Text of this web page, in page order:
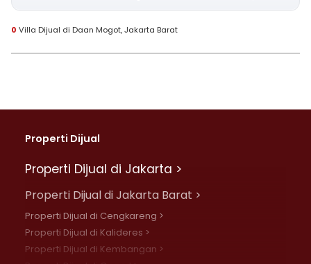
0 Villa Dijual di Daan Mogot, Jakarta Barat
Properti Dijual
Properti Dijual di Jakarta >
Properti Dijual di Jakarta Barat >
Properti Dijual di Cengkareng >
Properti Dijual di Kalideres >
Properti Dijual di Kembangan >